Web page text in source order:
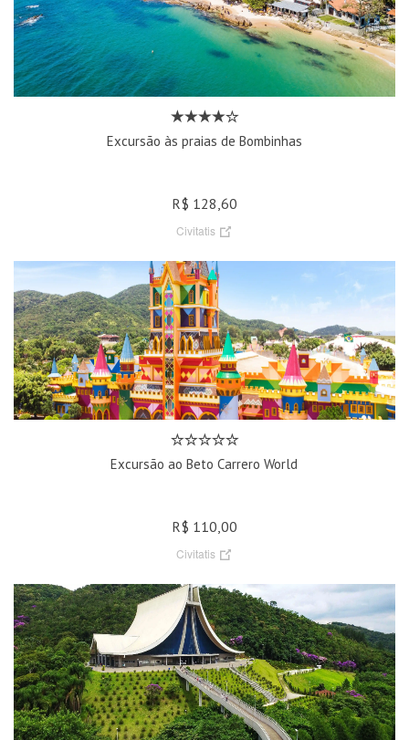
Excursão às praias de Bombinhas
R$ 128,60
Civitatis
Excursão ao Beto Carrero World
R$ 110,00
Civitatis